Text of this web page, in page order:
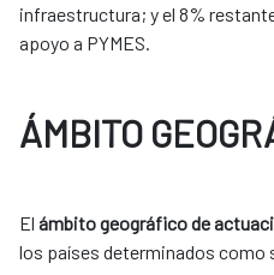
infraestructura; y el 8%
apoyo a PYMES.
ÁMBITO
El ámbito geográfico de
los países determinados como